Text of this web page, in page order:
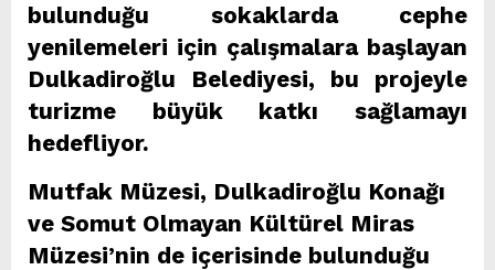
bulunduğu sokaklarda cephe
yenilemeleri için çalışmalara başlayan
Dulkadiroğlu Belediyesi, bu projeyle
turizme büyük katkı sağlamayı
hedefliyor.
Mutfak Müzesi, Dulkadiroğlu Konağı
ve Somut Olmayan Kültürel Miras
Müzesi’nin de içerisinde bulunduğu